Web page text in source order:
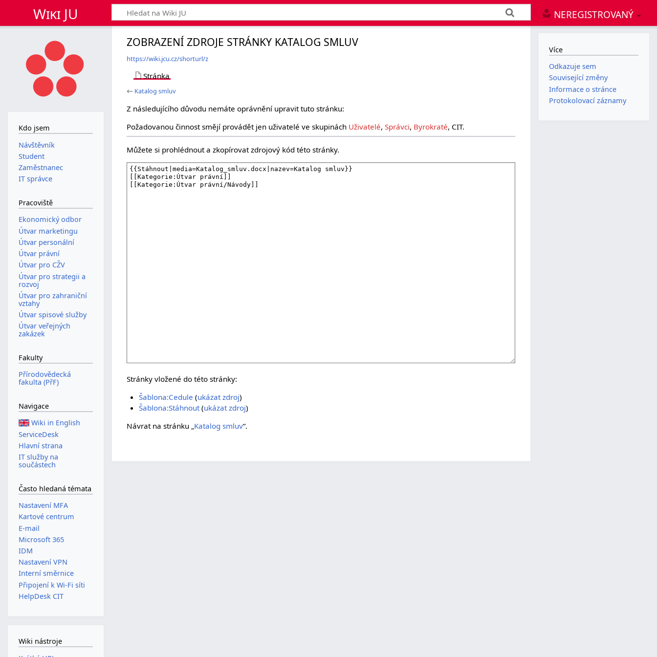
NEREGISTROVANÝ
Wiki JU
ZOBRAZENÍ ZDROJE STRÁNKY KATALOG SMLUV
https://wiki.jcu.cz/shorturl/z
Stránka
← Katalog smluv
Z následujícího důvodu nemáte oprávnění upravit tuto stránku:
Požadovanou činnost smějí provádět jen uživatelé ve skupinách Uživatelé,Správci, Byrokraté, CIT.
Můžete si prohlédnout a zkopírovat zdrojový kód této stránky.
Stránky vložené do této stránky:
Šablona:Cedule (ukázat zdroj)
Šablona:Stáhnout(ukázat zdroj)
Návrat na stránku „ Katalog smluv“.
Kdo jsem
Návštěvník
Student
Zaměstnanec
IT správce
Pracoviště
Ekonomický odbor
Útvar marketingu
Útvar personální
Útvar právní
Útvar pro CŽV
Útvar pro strategii a
rozvoj
Útvar pro zahraniční
vztahy
Útvar spisové služby
Útvar veřejných
zakázek
Fakulty
Přírodovědecká
fakulta (PřF)
Navigace
Wiki in English
ServiceDesk
Hlavní strana
IT služby na
součástech
Často hledaná témata
Nastavení MFA
Kartové centrum
E-mail
Microsoft 365
IDM
Nastavení VPN
Interní směrnice
Připojení k Wi-Fi síti
HelpDesk CIT
Wiki nástroje
Více
Odkazuje sem
Související změny
Informace o stránce
Protokolovací záznamy